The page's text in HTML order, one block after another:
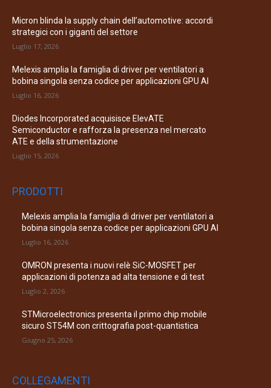
Micron blinda la supply chain dell’automotive: accordi
strategici con i giganti del settore
Luglio 17, 2026
Melexis amplia la famiglia di driver per ventilatori a
bobina singola senza codice per applicazioni GPU AI
Luglio 16, 2026
Diodes Incorporated acquisisce ElevATE
Semiconductor e rafforza la presenza nel mercato
ATE e della strumentazione
Luglio 15, 2026
PRODOTTI
Melexis amplia la famiglia di driver per ventilatori a
bobina singola senza codice per applicazioni GPU AI
Luglio 16, 2026
OMRON presenta i nuovi relè SiC-MOSFET per
applicazioni di potenza ad alta tensione e di test
Luglio 2, 2026
STMicroelectronics presenta il primo chip mobile
sicuro ST54M con crittografia post-quantistica
Giugno 25, 2026
COLLEGAMENTI